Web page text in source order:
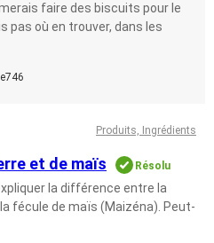
faire des biscuits pour le
pas où en trouver, dans les
Produits, Ingrédients
et de maïs Résolu
la différence entre la
fécule de maïs (Maizéna). Peut-